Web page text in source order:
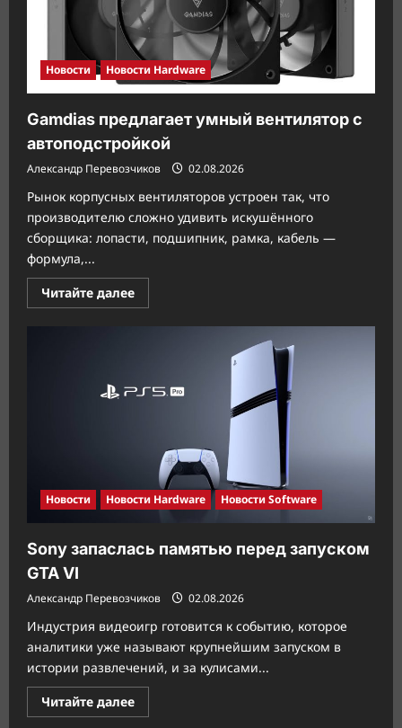
Новости Новости Hardware
Gamdias предлагает умный вентилятор с
автоподстройкой
Александр Перевозчиков 02.08.2026
Рынок корпусных вентиляторов устроен так, что
производителю сложно удивить искушённого
сборщика: лопасти, подшипник, рамка, кабель —
формула,...
Читайте далееПрочитать
больше
Gamdias
автоподстройкой
Новости Новости Hardware Новости Software
Sony запаслась памятью перед запуском
GTA VI
Александр Перевозчиков 02.08.2026
Индустрия видеоигр готовится к событию, которое
аналитики уже называют крупнейшим запуском в
истории развлечений, и за кулисами...
Читайте далееПрочитать
больше